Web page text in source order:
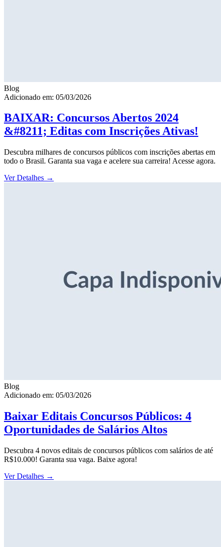
Blog
Adicionado em: 05/03/2026
BAIXAR: Concursos Abertos 2024
&#8211; Editas com Inscrições Ativas!
Descubra milhares de concursos públicos com inscrições abertas em
todo o Brasil. Garanta sua vaga e acelere sua carreira! Acesse agora.
Ver Detalhes →
Blog
Adicionado em: 05/03/2026
Baixar Editais Concursos Públicos: 4
Oportunidades de Salários Altos
Descubra 4 novos editais de concursos públicos com salários de até
R$10.000! Garanta sua vaga. Baixe agora!
Ver Detalhes →